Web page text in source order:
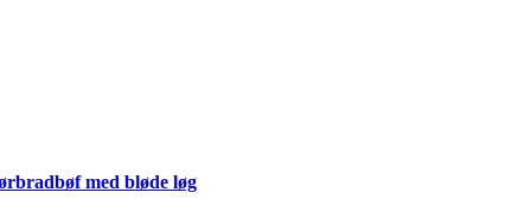
med bløde løg